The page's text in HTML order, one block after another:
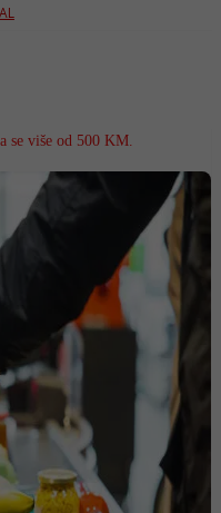
se više od 500 KM.